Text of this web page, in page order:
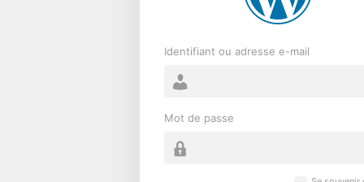
Identifiant ou adresse e-mail
Mot de passe